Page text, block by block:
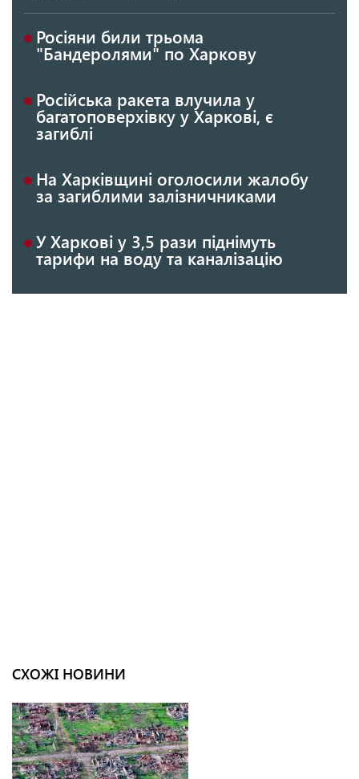
Росіяни били трьома
"Бандеролями" по Харкову
Російська ракета влучила у
багатоповерхівку у Харкові, є
загиблі
На Харківщині оголосили жалобу
за загиблими залізничниками
У Харкові у 3,5 рази піднімуть
тарифи на воду та каналізацію
СХОЖІ НОВИНИ